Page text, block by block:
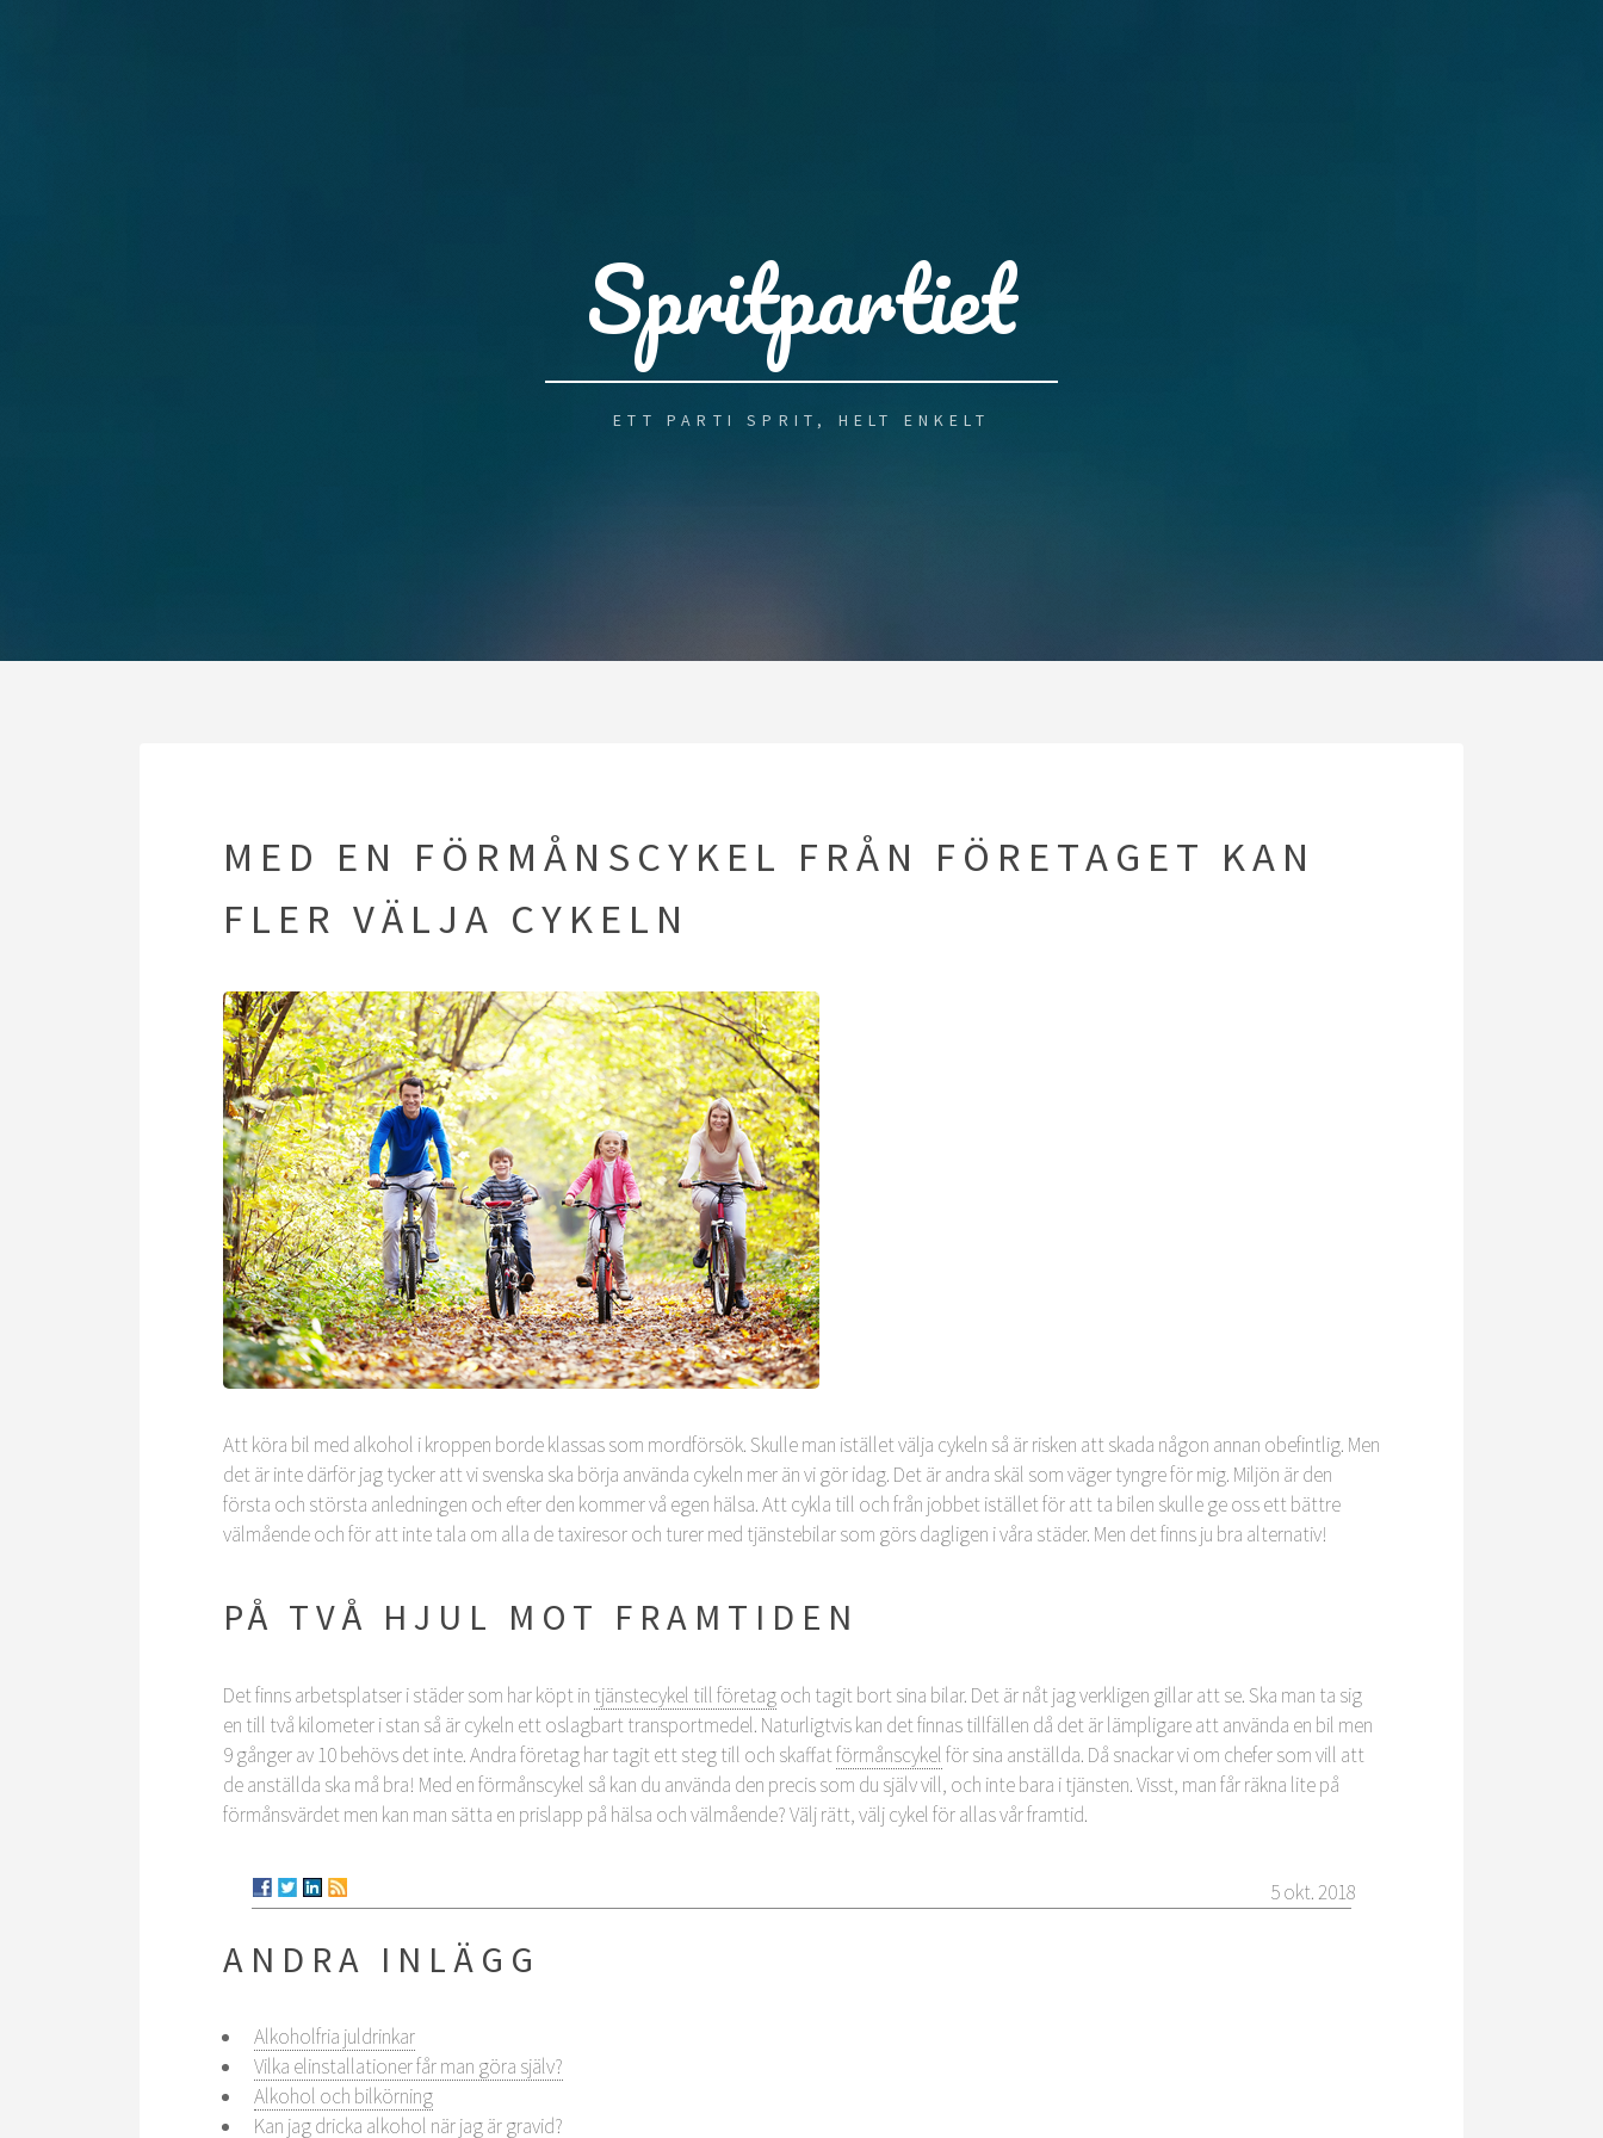
Spritpartiet
ETT PARTI SPRIT, HELT ENKELT
MED EN FÖRMÅNSCYKEL FRÅN FÖRETAGET KAN
FLER VÄLJA CYKELN
Att köra bil med alkohol i kroppen borde klassas som mordförsök. Skulle man istället välja cykeln så är risken att skada någon annan obefintlig. Men
det är inte därför jag tycker att vi svenska ska börja använda cykeln mer än vi gör idag. Det är andra skäl som väger tyngre för mig. Miljön är den
första och största anledningen och efter den kommer vå egen hälsa. Att cykla till och från jobbet istället för att ta bilen skulle ge oss ett bättre
välmående och för att inte tala om alla de taxiresor och turer med tjänstebilar som görs dagligen i våra städer. Men det finns ju bra alternativ!
PÅ TVÅ HJUL MOT FRAMTIDEN
Det finns arbetsplatser i städer som har köpt in tjänstecykel till företagoch tagit bort sina bilar. Det är nåt jag verkligen gillar att se. Ska man ta sig
en till två kilometer i stan så är cykeln ett oslagbart transportmedel. Naturligtvis kan det finnas tillfällen då det är lämpligare att använda en bil men
9 gånger av 10 behövs det inte. Andra företag har tagit ett steg till och skaffatförmånscykelför sina anställda. Då snackar vi om chefer som vill att
de anställda ska må bra! Med en förmånscykel så kan du använda den precis som du själv vill, och inte bara i tjänsten. Visst, man får räkna lite på
förmånsvärdet men kan man sätta en prislapp på hälsa och välmående? Välj rätt, välj cykel för allas vår framtid.
5 okt. 2018
ANDRA INLÄGG
Alkoholfria juldrinkar
Vilka elinstallationer får man göra själv?
Alkohol och bilkörning
Kan jag dricka alkohol när jag är gravid?